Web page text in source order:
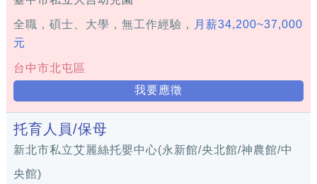
全職，碩士、大學，無工作經驗，
月薪34,200~37,000
元
台中市北屯區
我要應徵
托育人員/保母
新北市私立艾麗絲托嬰中心(永新館/央北館/神農館/中
央館)